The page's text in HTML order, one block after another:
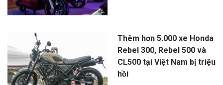
Thêm hơn 5.000 xe Honda
Rebel 300, Rebel 500 và
CL500 tại Việt Nam bị triệu
hồi